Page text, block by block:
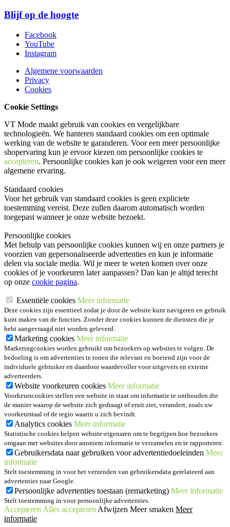
Blijf op de hoogte
Facebook
YouTube
Instagram
Algemene voorwaarden
Privacy
Cookies
Cookie Settings
VT Mode maakt gebruik van cookies en vergelijkbare
technologieën. We hanteren standaard cookies om een optimale
werking van de website te garanderen. Voor een meer persoonlijke
shopervaring kun je ervoor kiezen om persoonlijke cookies te
accepteren. Persoonlijke cookies kan je ook weigeren voor een meer
algemene ervaring.
Standaard cookies
Voor het gebruik van standaard cookies is geen expliciete
toestemming vereist. Deze zullen daarom automatisch worden
toegepast wanneer je onze website bezoekt.
Persoonlijke cookies
Met behulp van persoonlijke cookies kunnen wij en onze partners je
voorzien van gepersonaliseerde advertenties en kun je informatie
delen via sociale media. Wil je meer te weten komen over onze
cookies of je voorkeuren later aanpassen? Dan kan je altijd terecht
op onze cookie pagina.
Essentiële cookies Meer informatie
Deze cookies zijn essentieel zodat je door de website kunt navigeren en gebruik
kunt maken van de functies. Zonder deze cookies kunnen de diensten die je
hebt aangevraagd niet worden geleverd.
Marketing cookies Meer informatie
Marketingcookies worden gebruikt om bezoekers op websites te volgen. De
bedoeling is om advertenties te tonen die relevant en boeiend zijn voor de
individuele gebruiker en daardoor waardevoller voor uitgevers en externe
adverteerders.
Website voorkeuren cookies Meer informatie
Voorkeurscookies stellen een website in staat om informatie te onthouden die
de manier waarop de website zich gedraagt of eruit ziet, verandert, zoals uw
voorkeurstaal of de regio waarin u zich bevindt.
Analytics cookies Meer informatie
Statistische cookies helpen website-eigenaren om te begrijpen hoe bezoekers
omgaan met websites door anoniem informatie te verzamelen en te rapporteren.
Gebruikersdata naar gebruiken voor advertentiedoeleinden Meer
informatie
Stelt toestemming in voor het verzenden van gebruikersdata gerelateerd aan
advertenties naar Google.
Persoonlijke advertenties toestaan (remarketing) Meer informatie
Stelt toestemming in voor persoonlijke advertenties.
Accepteren Alles accepteren Afwijzen Meer smaken Meer
informatie